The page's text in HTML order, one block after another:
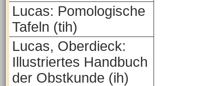
Lucas: Pomologische
Tafeln (tih)
Lucas, Oberdieck:
Illustriertes Handbuch
der Obstkunde (ih)